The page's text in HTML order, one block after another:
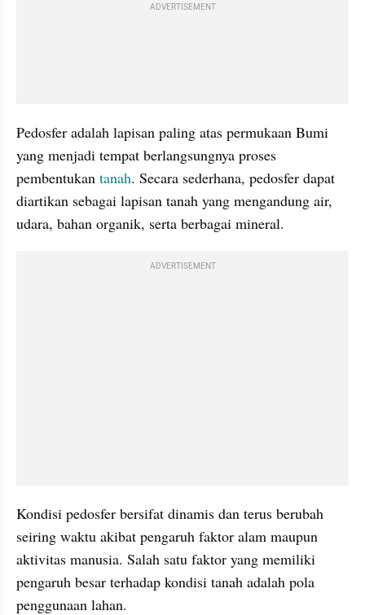
ADVERTISEMENT
Pedosfer adalah lapisan paling atas permukaan Bumi
yang menjadi tempat berlangsungnya proses
pembentukan tanah. Secara sederhana, pedosfer dapat
diartikan sebagai lapisan tanah yang mengandung air,
udara, bahan organik, serta berbagai mineral.
ADVERTISEMENT
Kondisi pedosfer bersifat dinamis dan terus berubah
seiring waktu akibat pengaruh faktor alam maupun
aktivitas manusia. Salah satu faktor yang memiliki
pengaruh besar terhadap kondisi tanah adalah pola
penggunaan lahan.